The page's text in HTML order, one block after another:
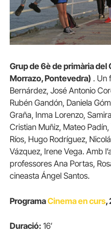
Grup de 6è de primària del
Morrazo, Pontevedra) . Un
Bernárdez, José Antonio
Rubén Gandón, Daniela
Graña, Inma Lorenzo,
Cristian Muñiz, Mateo
Ríos, Hugo Rodríguez,
Vázquez, Irene Vega. Amb
professores Ana Portas,
cineasta Ángel Santos.
ProgramaCinema en curs,
Duració: 16′